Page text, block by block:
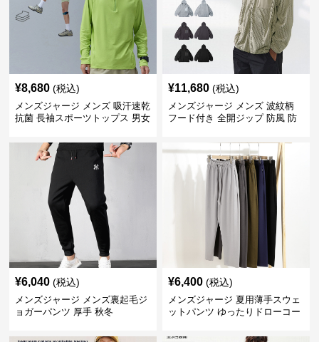
¥8,680 (税込)
メンズジャージ メンズ 吸汗速乾
抗菌 長袖スポーツトップス 男女
¥11,680 (税込)
メンズジャージ メンズ 波紋柄
フード付き 全開ジップ 防風 防
¥6,040 (税込)
メンズジャージ メンズ裏起毛ジ
ョガーパンツ 厚手 秋冬
¥6,400 (税込)
メンズジャージ 夏用薄手スウェ
ットパンツ ゆったりドローコー